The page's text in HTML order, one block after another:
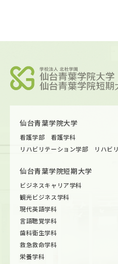
仙台青葉学院大学
看護学部 看護学科
リハビリテーション学部 リハビ
仙台青葉学院短期大学
ビジネスキャリア学科
観光ビジネス学科
現代英語学科
言語聴覚学科
歯科衛生学科
救急救命学科
栄養学科